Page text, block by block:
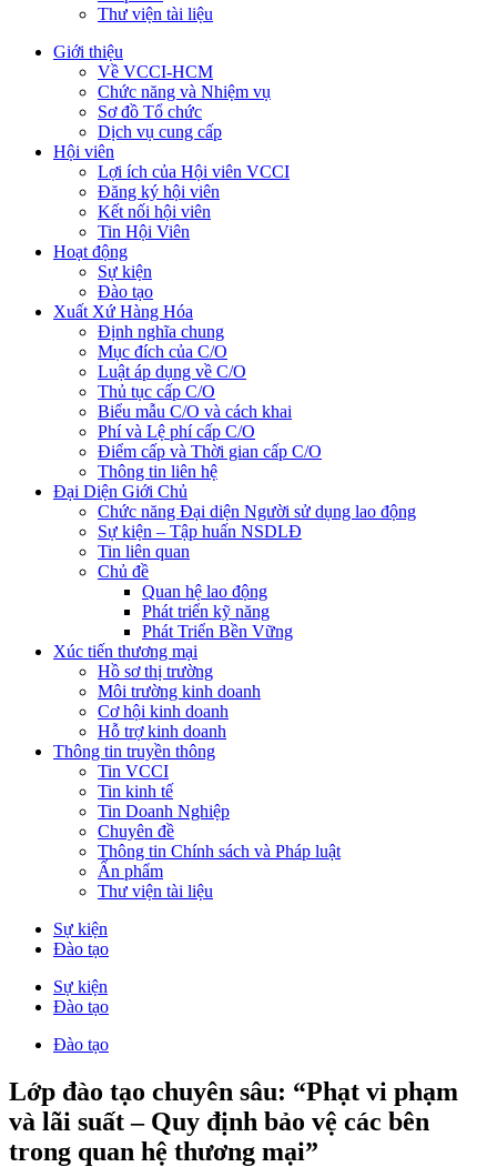
Thư viện tài liệu
Giới thiệu
Về VCCI-HCM
Chức năng và Nhiệm vụ
Sơ đồ Tổ chức
Dịch vụ cung cấp
Hội viên
Lợi ích của Hội viên VCCI
Đăng ký hội viên
Kết nối hội viên
Tin Hội Viên
Hoạt động
Sự kiện
Đào tạo
Xuất Xứ Hàng Hóa
Định nghĩa chung
Mục đích của C/O
Luật áp dụng về C/O
Thủ tục cấp C/O
Biểu mẫu C/O và cách khai
Phí và Lệ phí cấp C/O
Điểm cấp và Thời gian cấp C/O
Thông tin liên hệ
Đại Diện Giới Chủ
Chức năng Đại diện Người sử dụng lao động
Sự kiện – Tập huấn NSDLĐ
Tin liên quan
Chủ đề
Quan hệ lao động
Phát triển kỹ năng
Phát Triển Bền Vững
Xúc tiến thương mại
Hồ sơ thị trường
Môi trường kinh doanh
Cơ hội kinh doanh
Hỗ trợ kinh doanh
Thông tin truyền thông
Tin VCCI
Tin kinh tế
Tin Doanh Nghiệp
Chuyên đề
Thông tin Chính sách và Pháp luật
Ấn phẩm
Thư viện tài liệu
Sự kiện
Đào tạo
Sự kiện
Đào tạo
Đào tạo
Lớp đào tạo chuyên sâu: “Phạt vi phạm
và lãi suất – Quy định bảo vệ các bên
trong quan hệ thương mại”